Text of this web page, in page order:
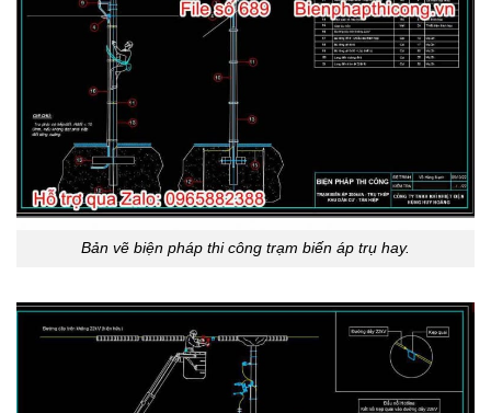
Bản vẽ biện pháp thi công trạm biến áp trụ hay.